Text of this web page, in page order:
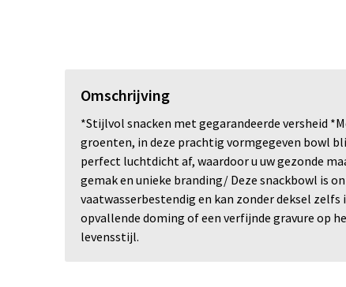
Omschrijving
*Stijlvol snacken met gegarandeerde versheid
groenten, in deze prachtig vormgegeven bowl
perfect luchtdicht af, waardoor u uw gezonde
gemak en unieke branding/ Deze snackbowl is
vaatwasserbestendig en kan zonder deksel
opvallende doming of een verfijnde gravure op
levensstijl. ​